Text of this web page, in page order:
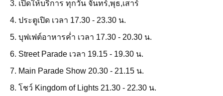
3. เปิดให้บริการ ทุกวัน จันทร์,พุธ,เสาร์
4. ประตูเปิด เวลา 17.30 - 23.30 น.
5. บุฟเฟต์อาหารค่ำ เวลา 17.30 - 20.30 น.
6. Street Parade เวลา 19.15 - 19.30 น.
7. Main Parade Show 20.30 - 21.15 น.
8. โชว์ Kingdom of Lights 21.30 - 22.30 น.